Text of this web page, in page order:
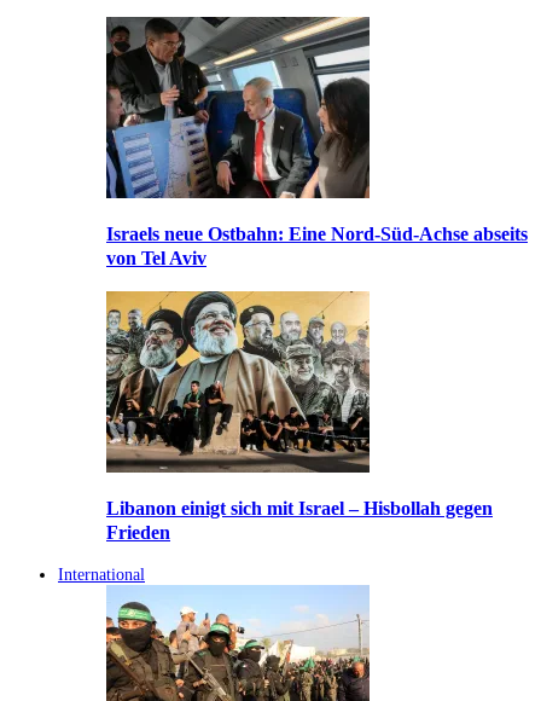
Israels neue Ostbahn: Eine Nord-Süd-Achse abseits
von Tel Aviv
Libanon einigt sich mit Israel – Hisbollah gegen
Frieden
International